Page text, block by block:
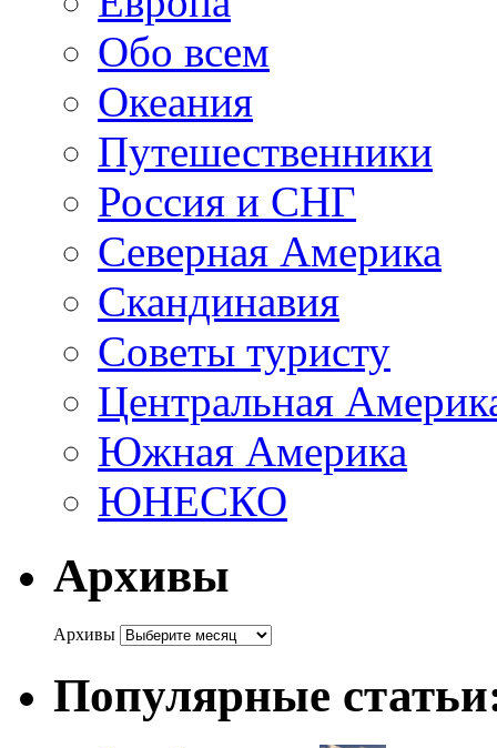
Обо всем
Океания
Путешественники
Россия и СНГ
Северная Америка
Скандинавия
Советы туристу
Центральная
Южная Америка
ЮНЕСКО
Архивы
Архивы
Популярные